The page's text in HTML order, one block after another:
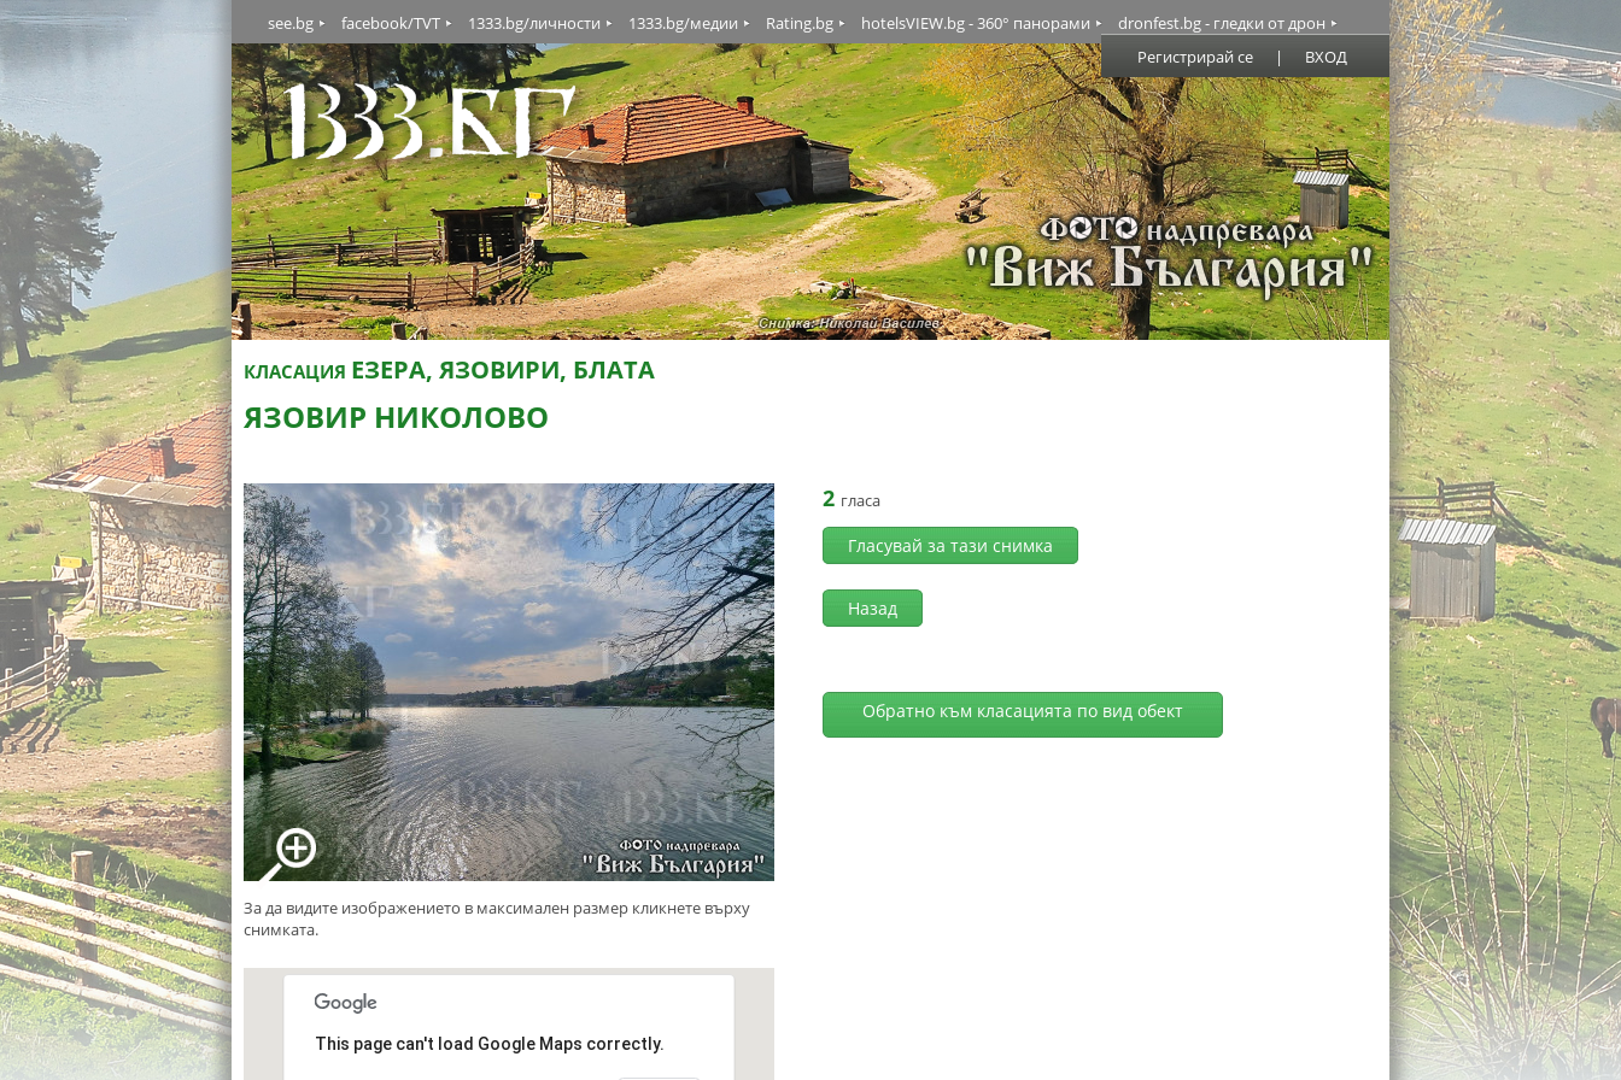
see.bg facebook/TVT 1333.bg/личности 1333.bg/медии Rating.bg hotelsVIEW.bg - 360° панорами
dronfest.bg - гледки от дрон
Регистрирай се
| ВХОД
КЛАСАЦИЯ ЕЗЕРА, ЯЗОВИРИ, БЛАТА
ЯЗОВИР НИКОЛОВО
За да видите изображението в максимален размер кликнете върху
снимката.
2 гласа
Гласувай за тази снимка
Назад
Обратно към класацията по вид обект
This page can't load Google Maps correctly.